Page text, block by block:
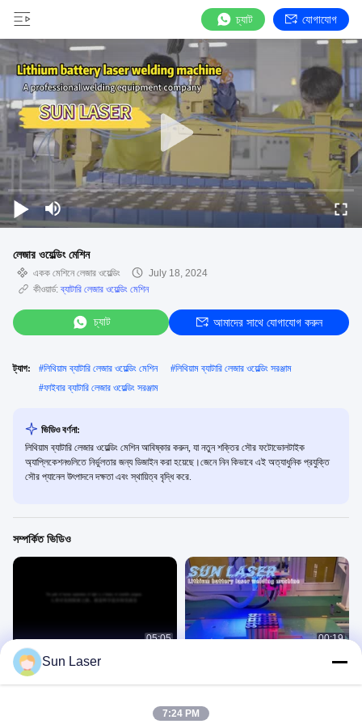
চ্যাট যোগাযোগ
লেজার ওয়েল্ডিং মেশিন
একক মেশিনে লেজার ওয়েল্ডিং
July 18, 2024
কীওয়ার্ড:ব্যাটারি লেজার ওয়েল্ডিং মেশিন
চ্যাট আমাদের সাথে যোগাযোগ করুন
ট্যাগ: #লিথিয়াম ব্যাটারি লেজার ওয়েল্ডিং মেশিন #লিথিয়াম ব্যাটারি লেজার ওয়েল্ডিং সরঞ্জাম
#ফাইবার ব্যাটারি লেজার ওয়েল্ডিং সরঞ্জাম
ভিডিও বর্ণনা:
লিথিয়াম ব্যাটারি লেজার ওয়েল্ডিং মেশিন আবিষ্কার করুন, যা নতুন শক্তির সৌর ফটোভোলটাইক
অ্যাপ্লিকেশনগুলিতে নির্ভুলতার জন্য ডিজাইন করা হয়েছে।জেনে নিন কিভাবে এই অত্যাধুনিক প্রযুক্তি
সৌর প্যানেল উৎপাদনে দক্ষতা এবং স্থায়িত্ব বৃদ্ধি করে.
সম্পর্কিত ভিডিও
05:05
শেনঝেন সান লেজার
একক মেশিনে লেজার ওয়েল্ডিং
00:19
Sun Laser
7:24 PM